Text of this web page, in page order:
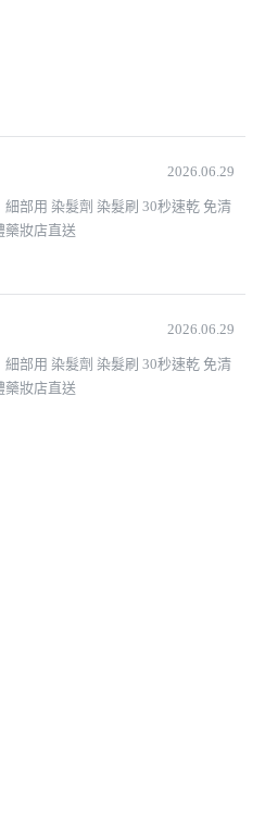
2026.06.29
部用 染髮劑 染髮刷 30秒速乾 免清
藥妝店直送
2026.06.29
部用 染髮劑 染髮刷 30秒速乾 免清
藥妝店直送